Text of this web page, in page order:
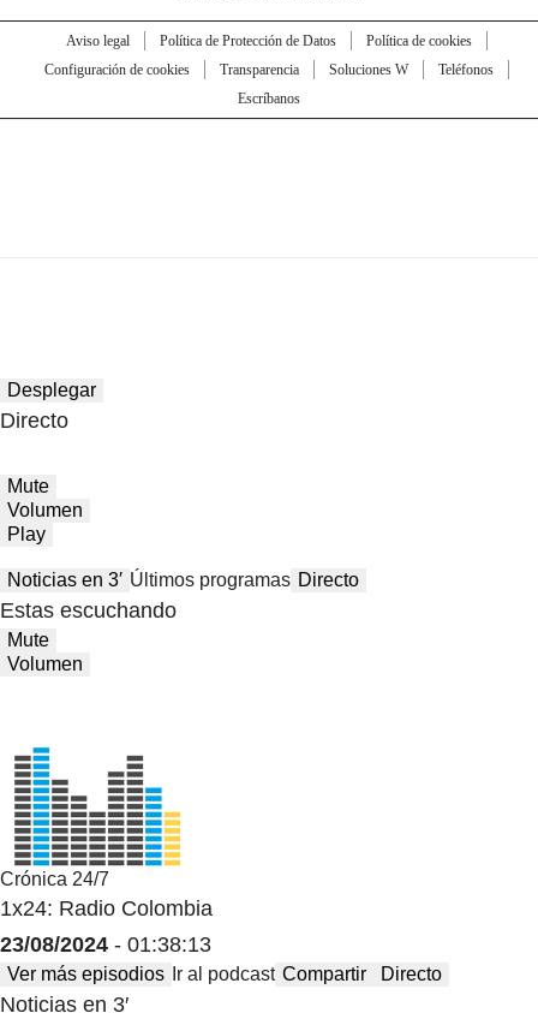
Aviso legal Política de Protección de Datos
Política de cookies
Configuración de cookies
Transparencia Soluciones W
Teléfonos
Escríbanos
Desplegar
Directo
Mute
Volumen
Play
Noticias en 3′ Últimos programas Directo
Estas escuchando
Mute
Volumen
Crónica 24/7
1x24: Radio Colombia
23/08/2024 - 01:38:13
Ver más episodios Ir al podcast Compartir Directo
Noticias en 3′